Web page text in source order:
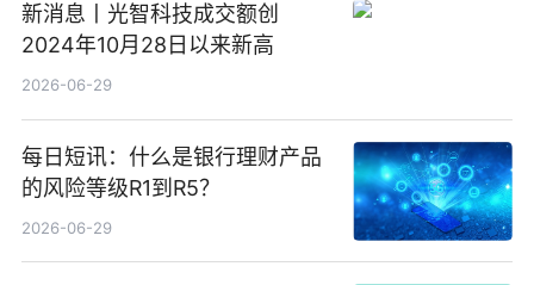
新消息丨光智科技成交额创
2024年10月28日以来新高
2026-06-29
每日短讯：什么是银行理财产品
的风险等级R1到R5？
2026-06-29